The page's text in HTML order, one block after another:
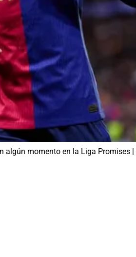
algún momento en la Liga Promises |